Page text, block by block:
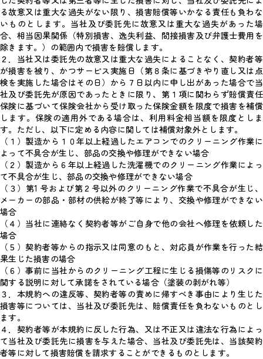
る故意又は重大な過失がない限り、損害賠償等いかなる責任も負わな
いものとします。当社及び委託先に故意又は重大な過失があった場
合、相当因果関係（特別損害、逸失利益、間接損害及び弁護士費用を
除きます。）の範囲内で損害を賠償します。
２．当社又は委託先の故意又は重大な過失によることなく、契約者等
が損害を被り、かつサービス実施日（第８条に基づきやり直し又は点
検を実施した場合はその日）から７日以内に申し出があった場合で当
社及び委託先が原因であったときに限り、第１項に関わらず賠償責任
保険に基づいて保険会社から受け取った保険金額を限度で損害を補償
します。保険の適用外である場合は、利用料金相当額を限度としま
す。ただし、以下に定める内容に関しては補償対象外とします。
（１）製造から１０年以上経過したエアコンでのクリーニング作業に
よって不具合が生じ、部品の交換や修理ができない場合
（２）製造から６年以上経過した洗濯機でのクリーニング作業によっ
て不具合が生じ、部品の交換や修理ができない場合
（３）第1 号および第２号以外のクリーニング作業で不具合が生じ、
メーカーの部品・部材の供給が終了等により、交換や修理ができない
場合
（４）当社に連絡なく契約者等がご自身で他の会社へ修理を依頼した
場合
（５）契約者等からの指示又は同意のもと、対応員が作業を行った結
果生じた損害の場合
（６）事前に当社からのクリーニング工程に生じる損傷等のリスクに
関する説明に対して承諾をされている場合（塗装の剥がれ等）
３．本規約への違反等、契約者等の責めに帰すべき事由により生じた
損害等については、当社及び委託先は、賠償責任を負わないものとし
ます。
４．契約者等が本規約に反した行為、又は不正又は違法な行為によっ
て当社及び委託先に損害を与えた場合、当社及び委託先は、当該契約
者等に対して損害賠償を請求することができるものとします。